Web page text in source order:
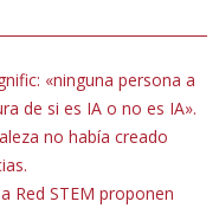
«ninguna persona a
de si es IA o no es IA».
no había creado
Red STEM proponen